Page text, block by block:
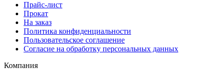
Прайс-лист
Прокат
На заказ
Политика конфиденциальности
Пользовательское соглашение
Согласие на обработку персональных данных
Компания